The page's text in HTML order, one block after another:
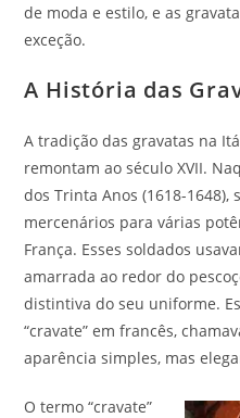
de moda e estilo, e as
exceção.
A História das
A tradição das gravatas na
remontam ao século XVII.
dos Trinta Anos (1618-
mercenários para várias
França. Esses soldados
amarrada ao redor do
distintiva do seu uniforme.
“cravate” em francês,
aparência simples, mas
O termo “cravate”